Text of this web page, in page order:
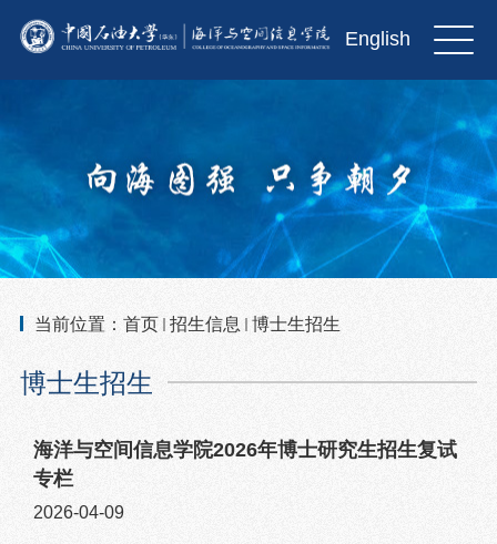
English
当前位置： 首页 招生信息 博士生招生
博士生招生
海洋与空间信息学院2026年博士研究生招生复试
专栏
2026-04-09